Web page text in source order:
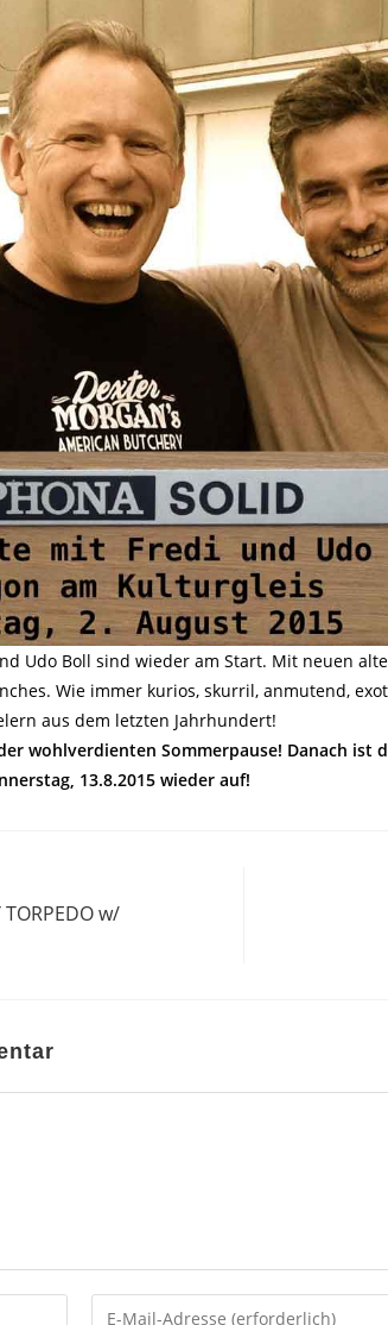
Udo Boll sind wieder am Start. Mit neuen
Wie immer kurios, skurril, anmutend,
aus dem letzten Jahrhundert!
wohlverdienten Sommerpause! Danach ist
13.8.2015 wieder auf!
w/
Gib